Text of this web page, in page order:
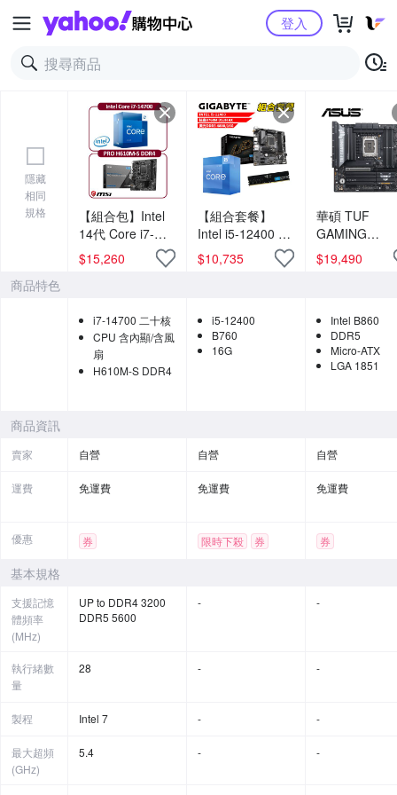
Yahoo購物中心登入
隱藏
相同
規格
【組合包】Intel
14代 Core i7-
14700 二十核
CPU+微星
$15,260
【組合套餐】
Intel i5-12400 處
理器+技嘉
B760M DS3H AX
記憶體
$10,735
華碩 TUF
GAMING
B860M-PLUS
WIFI 主機板+
雙通 黑散熱片
$19,490
商品特色
i7-14700 二十核
CPU 含內顯/含風
扇
H610M-S DDR4
i5-12400
B760
16G
Intel B860
DDR5
Micro-ATX
LGA 1851
商品資訊
賣家 自營 自營 自營
運費 免運費 免運費 免運費
優惠 券 限時下殺 券 券
基本規格
支援記憶
體頻率
(MHz)
UP to DDR4 3200
DDR5 5600
- -
執行緒數
量
28 - -
製程 Intel 7 - -
最大超頻
(GHz)
5.4 - -